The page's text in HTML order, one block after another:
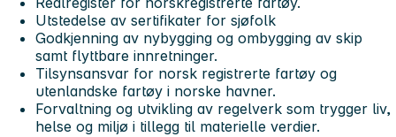
Utstedelse av sertifikater for sjøfolk
Godkjenning av nybygging og ombygging av skip
samt flyttbare innretninger.
Tilsynsansvar for norsk registrerte fartøy og
utenlandske fartøy i norske havner.
Forvaltning og utvikling av regelverk som trygger liv,
helse og miljø i tillegg til materielle verdier.